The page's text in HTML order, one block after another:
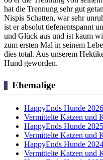
hat die Trennung sehr gut
Nispis Schatten, war sehr
ist er absolut tiefenentspannt
und Glück aus und ist kaum
zum ersten Mal in seinem
dies total. Aus unserem
Hund geworden.
Ehemalige
HappyEnds Hunde 2026
Vermittelte Katzen und
HappyEnds Hunde 2025
Vermittelte Katzen und
HappyEnds Hunde 2024
Vermittelte Katzen und